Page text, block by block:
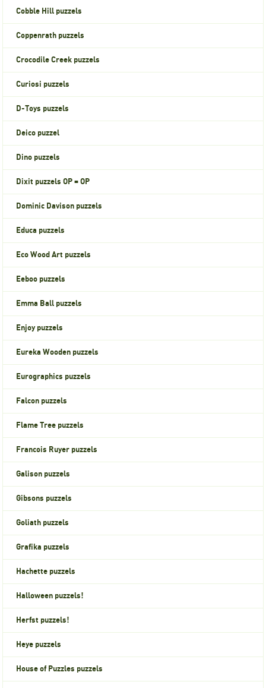
Cobble Hill puzzels
Coppenrath puzzels
Crocodile Creek puzzels
Curiosi puzzels
D-Toys puzzels
Deico puzzel
Dino puzzels
Dixit puzzels OP = OP
Dominic Davison puzzels
Educa puzzels
Eco Wood Art puzzels
Eeboo puzzels
Emma Ball puzzels
Enjoy puzzels
Eureka Wooden puzzels
Eurographics puzzels
Falcon puzzels
Flame Tree puzzels
Francois Ruyer puzzels
Galison puzzels
Gibsons puzzels
Goliath puzzels
Grafika puzzels
Hachette puzzels
Halloween puzzels!
Herfst puzzels!
Heye puzzels
House of Puzzles puzzels